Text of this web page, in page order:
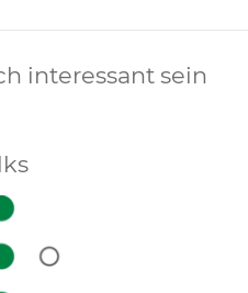
interessant sein